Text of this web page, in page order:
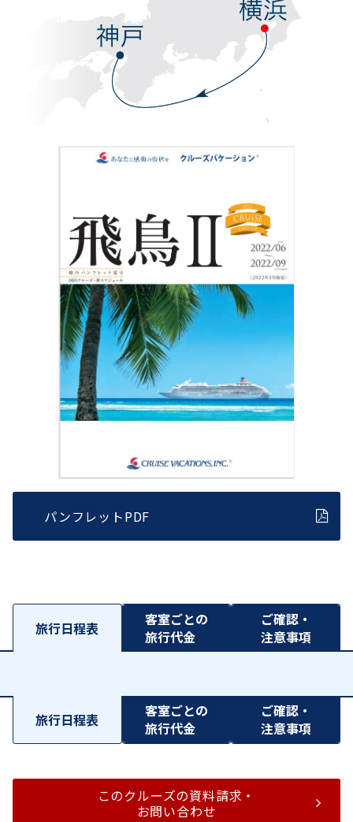
パンフレットPDF
旅行日程表
客室ごとの
旅行代金
ご確認・
注意事項
旅行日程表
客室ごとの
旅行代金
ご確認・
注意事項
このクルーズの資料請求・
お問い合わせ